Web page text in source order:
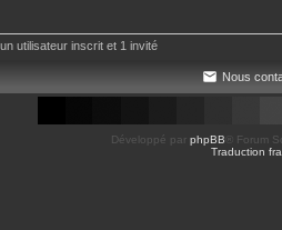
utilisateur inscrit et 1 invité
Nous
Développé par phpBB ® Forum
Traduction